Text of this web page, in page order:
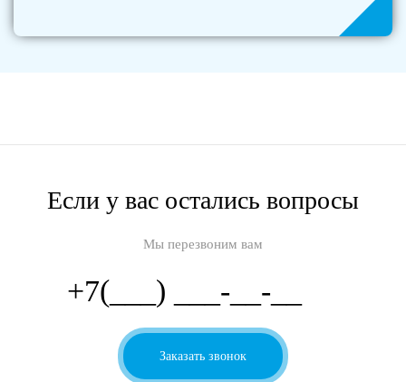
Если у вас остались вопросы
Мы перезвоним вам